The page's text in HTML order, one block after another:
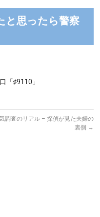
と思ったら警察
「♯9110」
調査のリアル – 探偵が見た夫婦の
裏側 →